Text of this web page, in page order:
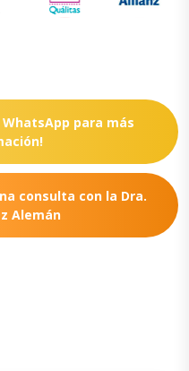
para más
consulta con la Dra.
Alemán